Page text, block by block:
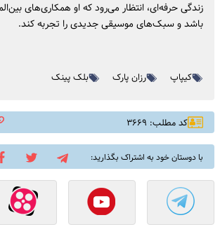
زندگی حرفه‌ای، انتظار می‌رود که او همکاری‌های
باشد و سبک‌های موسیقی جدیدی را تجربه کند.
کیپاپ رزان پارک بلک پینک
کد مطلب: ۳۶۶۹
با دوستان خود به اشتراک بگذارید: